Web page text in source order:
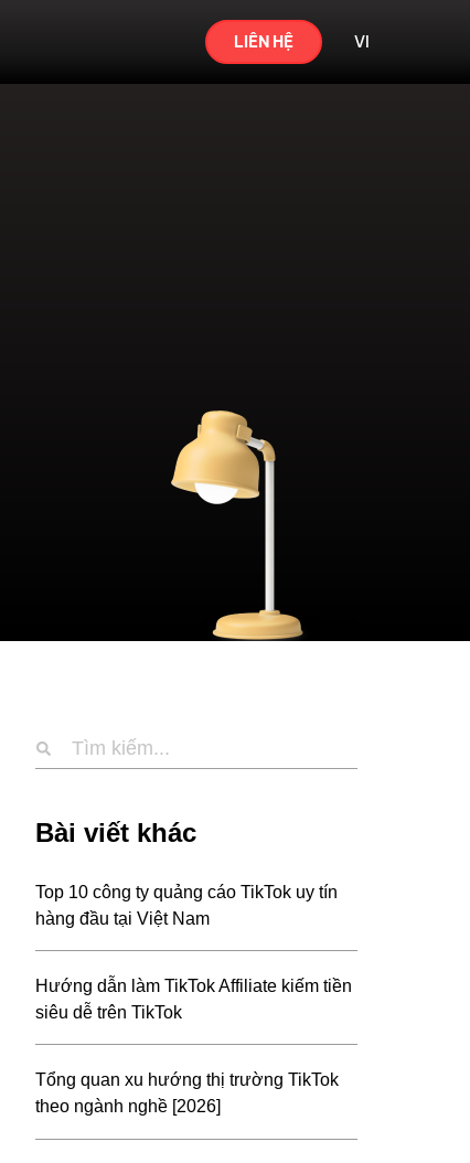
LIÊN HỆ VI
Bài viết khác
Top 10 công ty quảng cáo TikTok uy tín
hàng đầu tại Việt Nam
Hướng dẫn làm TikTok Affiliate kiếm tiền
siêu dễ trên TikTok
Tổng quan xu hướng thị trường TikTok
theo ngành nghề [2026]